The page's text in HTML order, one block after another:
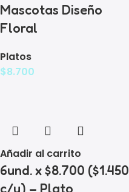
Mascotas Diseño
Floral
Platos
$8.700
Añadir al carrito
6und. x $8.700 ($1.450
c/u) – Plato